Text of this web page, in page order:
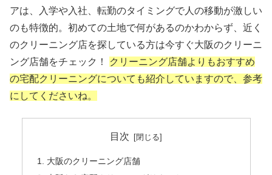
アは、入学や入社、転勤のタイミングで人の移動が激しい
のも特徴的。初めての土地で何があるのかわからず、近く
のクリーニング店を探している方は今すぐ大阪のクリーニ
ング店舗をチェック！
クリーニング店舗よりもおすすめ
の宅配クリーニングについても紹介していますので、参考
にしてくださいね。
目次
大阪のクリーニング店舗